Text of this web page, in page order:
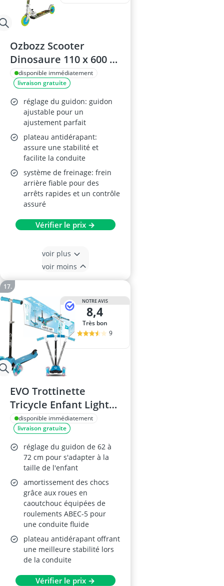
Ozbozz Scooter
Dinosaure 110 x 600 x
195 cm
disponible immédiatement
livraison gratuite
réglage du guidon: guidon
ajustable pour un
ajustement parfait
plateau antidérapant:
assure une stabilité et
facilite la conduite
système de freinage: frein
arrière fiable pour des
arrêts rapides et un contrôle
assuré
Vérifier le prix →
voir plus
voir moins
NOTRE AVIS
8,4
Très bon
9
EVO Trottinette
Tricycle Enfant Light
Up Mini Cruiser
disponible immédiatement
livraison gratuite
réglage du guidon de 62 à
72 cm pour s'adapter à la
taille de l'enfant
amortissement des chocs
grâce aux roues en
caoutchouc équipées de
roulements ABEC-5 pour
une conduite fluide
plateau antidérapant offrant
une meilleure stabilité lors
de la conduite
Vérifier le prix →